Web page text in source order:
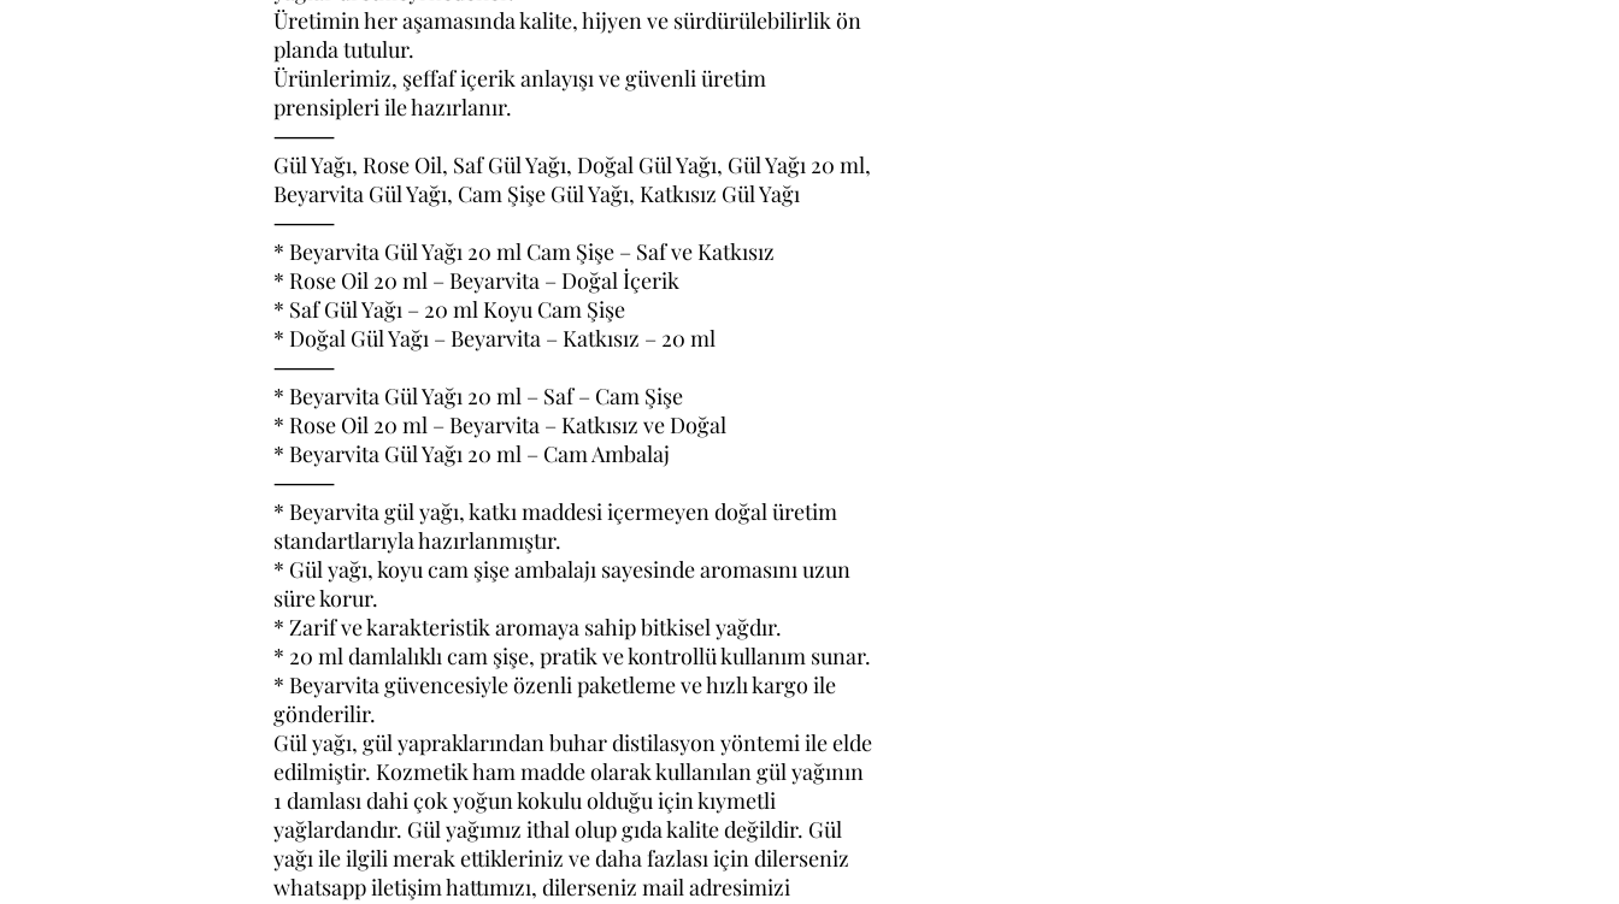
Üretimin her aşamasında kalite, hijyen ve sürdürülebilirlik ön
planda tutulur.
Ürünlerimiz, şeffaf içerik anlayışı ve güvenli üretim
prensipleri ile hazırlanır.
⸻
Gül Yağı, Rose Oil, Saf Gül Yağı, Doğal Gül Yağı, Gül Yağı 20 ml,
Beyarvita Gül Yağı, Cam Şişe Gül Yağı, Katkısız Gül Yağı
⸻
* Beyarvita Gül Yağı 20 ml Cam Şişe – Saf ve Katkısız
* Rose Oil 20 ml – Beyarvita – Doğal İçerik
* Saf Gül Yağı – 20 ml Koyu Cam Şişe
* Doğal Gül Yağı – Beyarvita – Katkısız – 20 ml
⸻
* Beyarvita Gül Yağı 20 ml – Saf – Cam Şişe
* Rose Oil 20 ml – Beyarvita – Katkısız ve Doğal
* Beyarvita Gül Yağı 20 ml – Cam Ambalaj
⸻
* Beyarvita gül yağı, katkı maddesi içermeyen doğal üretim
standartlarıyla hazırlanmıştır.
* Gül yağı, koyu cam şişe ambalajı sayesinde aromasını uzun
süre korur.
* Zarif ve karakteristik aromaya sahip bitkisel yağdır.
* 20 ml damlalıklı cam şişe, pratik ve kontrollü kullanım sunar.
* Beyarvita güvencesiyle özenli paketleme ve hızlı kargo ile
gönderilir.
Gül yağı, gül yapraklarından buhar distilasyon yöntemi ile elde
edilmiştir. Kozmetik ham madde olarak kullanılan gül yağının
1 damlası dahi çok yoğun kokulu olduğu için kıymetli
yağlardandır. Gül yağımız ithal olup gıda kalite değildir. Gül
yağı ile ilgili merak ettikleriniz ve daha fazlası için dilerseniz
whatsapp iletişim hattımızı, dilerseniz mail adresimizi